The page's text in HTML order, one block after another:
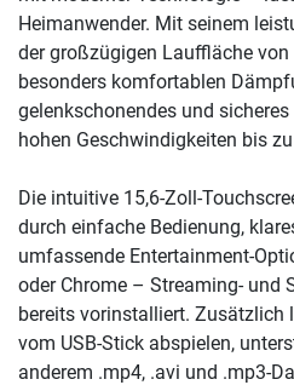
Heimanwender. Mit seinem
der großzügigen Lauffläche von
besonders komfortablen
gelenkschonendes und
hohen Geschwindigkeiten bis
Die intuitive 15,6-Zoll-
durch einfache Bedienung,
umfassende Entertainment-
oder Chrome – Streaming- und
bereits vorinstalliert. Zusätzlich
vom USB-Stick abspielen,
anderem .mp4, .avi und .mp3-